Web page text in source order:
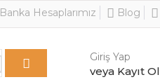
Banka Hesaplarımız Blog
Giriş Yap
veya Kayıt Ol